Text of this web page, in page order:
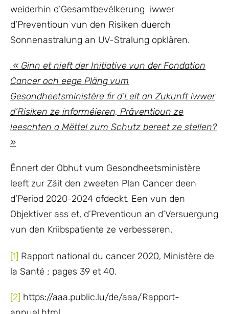
weiderhin d’Gesamtbevëlkerung iwwer
d’Preventioun vun den Risiken duerch
Sonnenastralung an UV-Stralung opklären.
« Ginn et nieft der Initiative vun der Fondation
Cancer och eege Pläng vum
Gesondheetsministère fir d’Leit an Zukunft iwwer
d’Risiken ze informéieren, Präventioun ze
leeschten a Mëttel zum Schutz bereet ze stellen?
»
Ënnert der Obhut vum Gesondheetsministère
leeft zur Zäit den zweeten Plan Cancer deen
d’Period 2020-2024 ofdeckt. Een vun den
Objektiver ass et, d’Preventioun an d’Versuergung
vun den Kriibspatiente ze verbesseren.
[1] Rapport national du cancer 2020, Ministère de
la Santé ; pages 39 et 40.
[2] https://aaa.public.lu/de/aaa/Rapport-